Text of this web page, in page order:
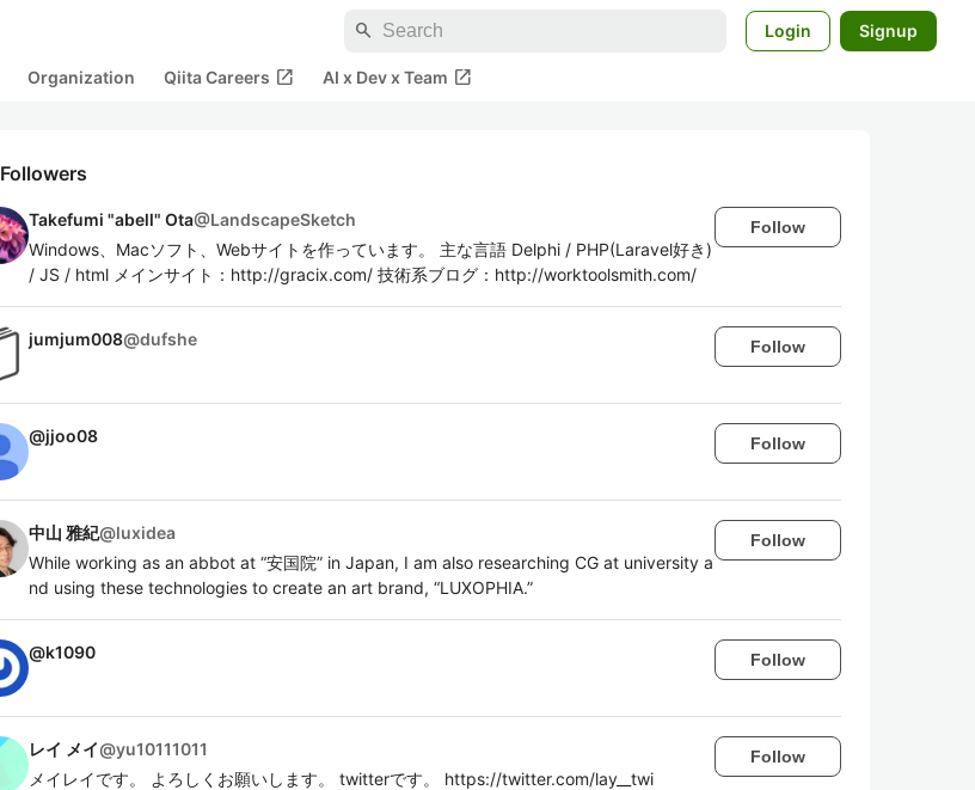
search Login Signup
Organization Qiita Careers open_in_new AI x Dev x Team open_in_new
Followers
Takefumi "abell" Ota@LandscapeSketch
Windows、Macソフト、Webサイトを作っています。 主な言語 Delphi / PHP(Laravel好き)
/ JS / html メインサイト：http://gracix.com/ 技術系ブログ：http://worktoolsmith.com/
Follow
jumjum008@dufshe Follow
@jjoo08 Follow
中山 雅紀@luxidea
While working as an abbot at “安国院” in Japan, I am also researching CG at university a
nd using these technologies to create an art brand, “LUXOPHIA.”
Follow
@k1090 Follow
レイ メイ@yu10111011
メイレイです。 よろしくお願いします。 twitterです。 https://twitter.com/lay__twi
Follow